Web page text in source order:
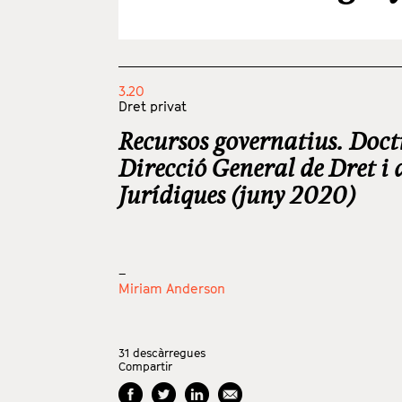
3.20
Dret privat
Recursos governatius.
Direcció General de Dret i
Jurídiques (juny 2020)
_
Miriam Anderson
31 descàrregues
Compartir